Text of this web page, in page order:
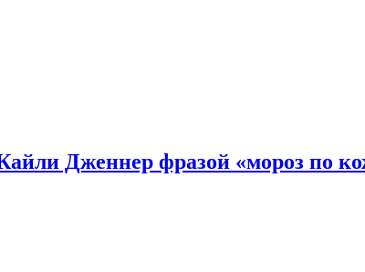
Дженнер фразой «мороз по